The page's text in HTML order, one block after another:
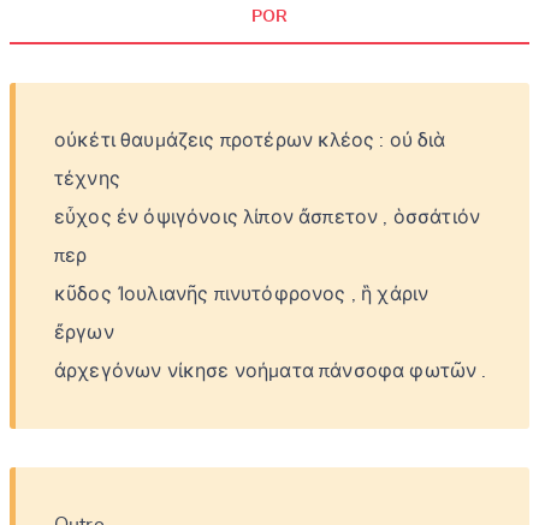
POR
οὐκέτι θαυμάζεις προτέρων κλέος : οὐ διὰ
τέχνης
εὖχος ἐν ὀψιγόνοις λίπον ἄσπετον
ὁσσάτιόν
περ
κῦδος Ἰουλιανῆς πινυτόφρονος ἣ χάριν
ἔργων
ἀρχεγόνων νίκησε νοήματα πάνσοφα φωτῶν